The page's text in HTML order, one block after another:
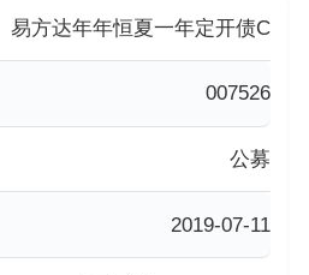
易方达年年恒夏一年定开债C
007526
公募
2019-07-11